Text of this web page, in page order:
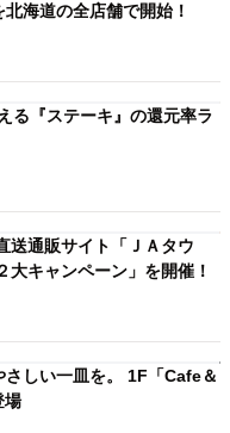
海道の全店舗で開始！
る『ステーキ』の還元率ラ
送通販サイト「ＪＡタウ
キャンペーン」を開催！
さしい一皿を。 1F「Cafe＆
場